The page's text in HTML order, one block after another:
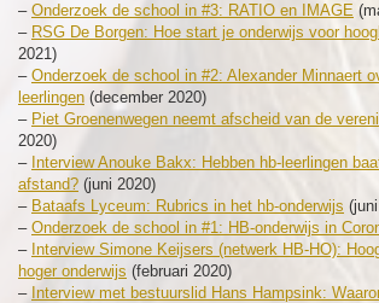
– Onderzoek de school in #3: RATIO en IMAGE
– RSG De Borgen: Hoe start je onderwijs voor
2021)
– Onderzoek de school in #2: Alexander Minnaert
leerlingen (december 2020)
– Piet Groenenwegen neemt afscheid van de
2020)
– Interview Anouke Bakx: Hebben hb-leerlingen
afstand? (juni 2020)
– Bataafs Lyceum: Rubrics in het hb-onderwijs
– Onderzoek de school in #1: HB-onderwijs in
– Interview Simone Keijsers (netwerk HB-HO):
hoger onderwijs (februari 2020)
– Interview met bestuurslid Hans Hampsink: